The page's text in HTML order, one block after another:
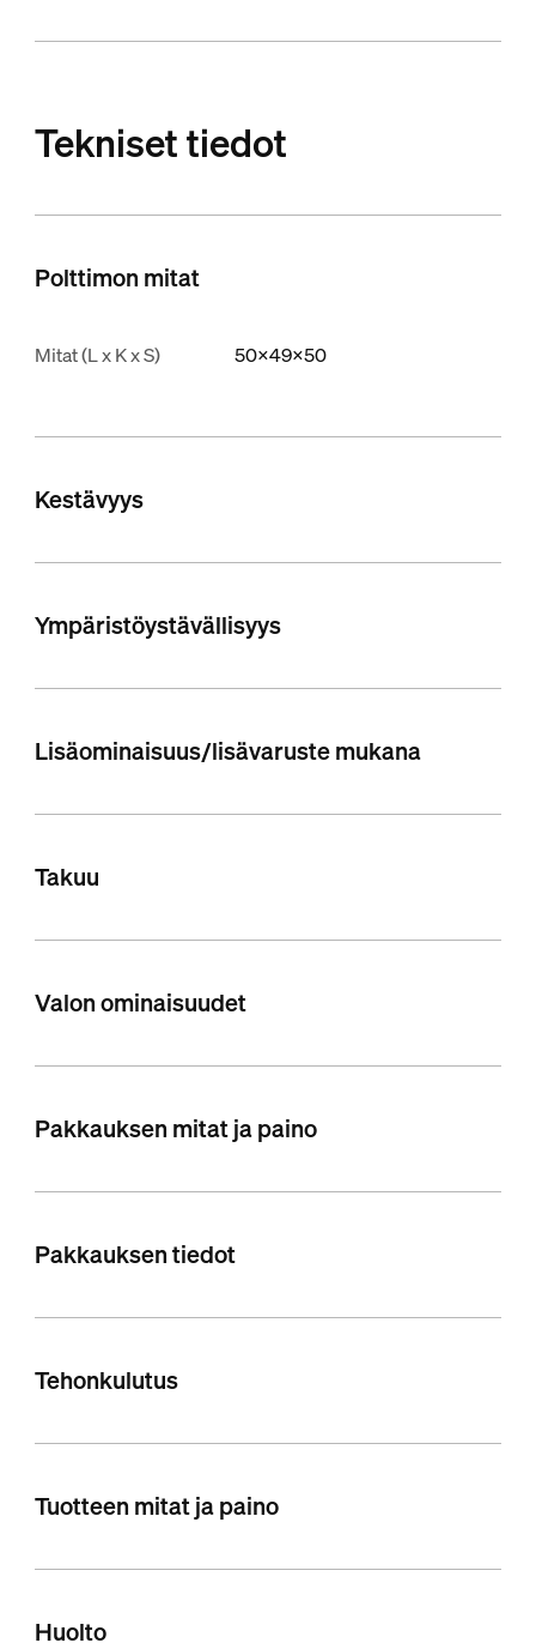
Tekniset tiedot
Polttimon mitat
Mitat (L x K x S) 50x49x50
Kestävyys
Ympäristöystävällisyys
Lisäominaisuus/lisävaruste mukana
Takuu
Valon ominaisuudet
Pakkauksen mitat ja paino
Pakkauksen tiedot
Tehonkulutus
Tuotteen mitat ja paino
Huolto